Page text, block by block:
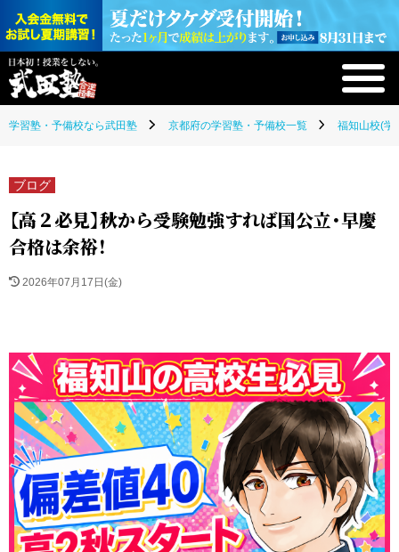
学習塾・予備校なら武田塾 京都府の学習塾・予備校一覧 福知山校(学
ブログ
【高２必見】秋から受験勉強すれば国公立・早慶
合格は余裕！
2026年07月17日(金)